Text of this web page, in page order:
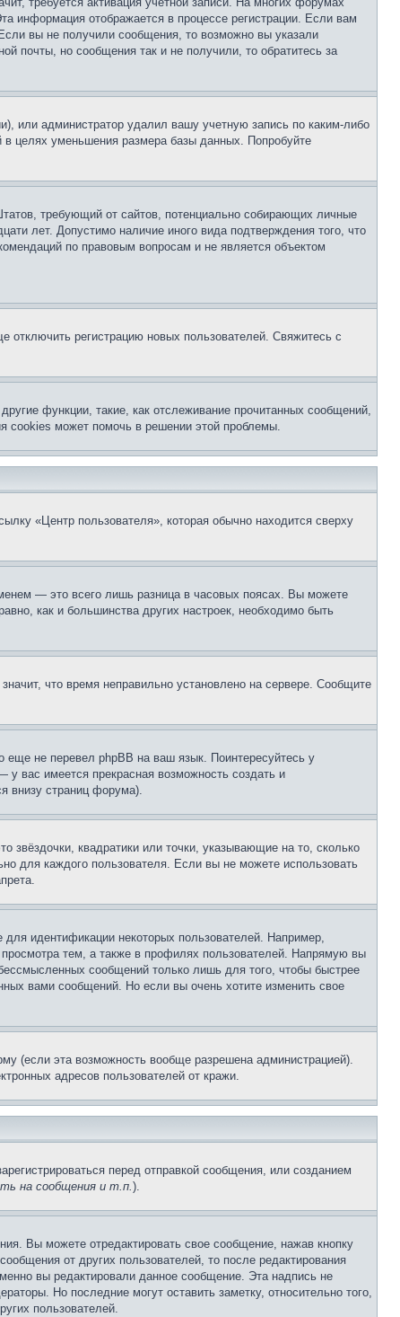
информация отображается в процессе регистрации. Если вам
вы не получили сообщения, то возможно вы указали
почты, но сообщения так и не получили, то обратитесь за
или администратор удалил вашу учетную запись по каким-либо
целях уменьшения размера базы данных. Попробуйте
требующий от сайтов, потенциально собирающих личные
лет. Допустимо наличие иного вида подтверждения того, что
по правовым вопросам и не является объектом
отключить регистрацию новых пользователей. Свяжитесь с
функции, такие, как отслеживание прочитанных сообщений,
cookies может помочь в решении этой проблемы.
«Центр пользователя», которая обычно находится сверху
— это всего лишь разница в часовых поясах. Вы можете
как и большинства других настроек, необходимо быть
что время неправильно установлено на сервере. Сообщите
еще не перевел phpBB на ваш язык. Поинтересуйтесь у
у вас имеется прекрасная возможность создать и
внизу страниц форума).
звёздочки, квадратики или точки, указывающие на то, сколько
для каждого пользователя. Если вы не можете использовать
идентификации некоторых пользователей. Например,
тем, а также в профилях пользователей. Напрямую вы
сообщений только лишь для того, чтобы быстрее
вами сообщений. Но если вы очень хотите изменить свое
(если эта возможность вообще разрешена администрацией).
адресов пользователей от кражи.
перед отправкой сообщения, или созданием
на сообщения и т.п.).
Вы можете отредактировать свое сообщение, нажав кнопку
от других пользователей, то после редактирования
вы редактировали данное сообщение. Эта надпись не
Но последние могут оставить заметку, относительно того,
пользователей.